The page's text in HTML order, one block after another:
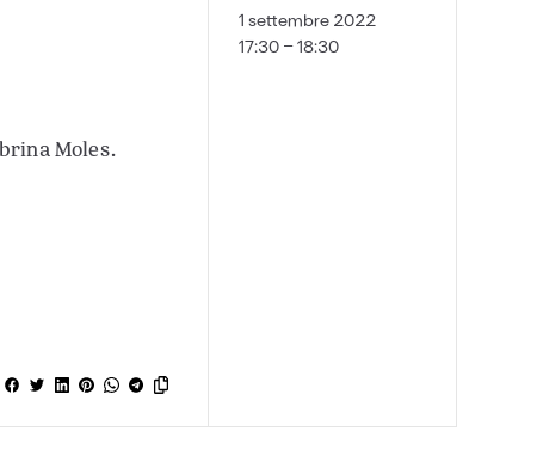
Moles.
1 settembre 2022
17:30 - 18:30